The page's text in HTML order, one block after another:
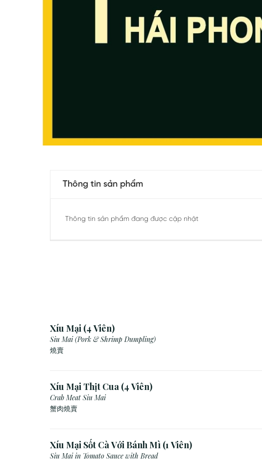
Thông tin sản phẩm
Thông tin sản phẩm đang được cập nhật
Xíu Mại (4 Viên)
Siu Mai (Pork & Shrimp Dumpling)
燒賣
Xíu Mại Thịt Cua (4 Viên)
Crab Meat Siu Mai
蟹肉燒賣
Xíu Mại Sốt Cà Với Bánh Mì (1 Viên)
Siu Mai in Tomato Sauce with Bread